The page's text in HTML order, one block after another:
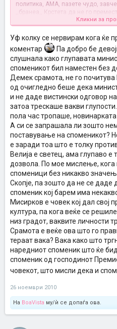
политика, АМА, пазете чудо,
,,бранеа,, Крстета да не го
ни се на број во Општина Центар
јас на екранот видов дури 6. Не
претпоставувам дека и
некаде......ФУЈ!
П.С. Дефинитивно
Кликни за
Уф колку се нервирам кога ќе
коментар
Па добро бе
слушнала како глупавата
споменикот бил наместен без
Демек срамота, не го
од очигледно беше дека
и не даде вистински одговор
затоа трескаше вакви
пола час тропаше,
А си се запрашала ли зошто
поставување на споменикот?
е заради тоа што е толку
Велија е светец, ама глупаво
дозвола. По мое мислење, кога
споменици без никакво
Скопје, па зошто да не се даде
споменик кој барем има
Мисирков е човек кој дал свој
култура, па кога веќе се
низ градот, ваквите личности
Срамота е веќе ова што го
тераат вака? Вака како што
наредниот споменик што ќе
споменик од господинот
човекот, што мисли дека и
26 ноември 2010
На BoaVista му/ѝ се допаѓа ова.